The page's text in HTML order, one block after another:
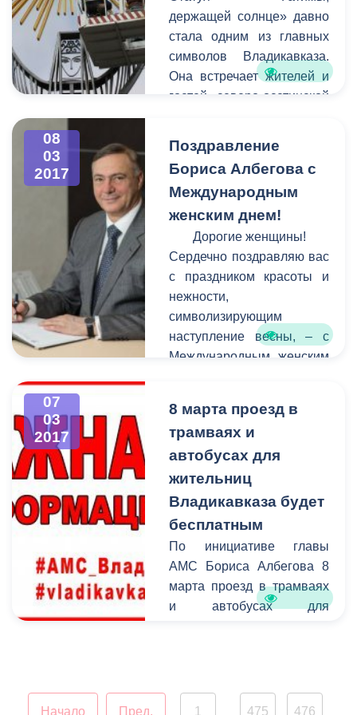
совместно,
закону не имеет права
наводить на них порядок.
держащей солнце» давно
стала одним из главных
символов Владикавказа.
Она встречает жителей и
гостей северо-осетинской
К сожалению, в последние
годы вид сооружения
оставлял желать лучшего -
оно пострадало от
коррозии, стала заметной
усталость металла.
08
03
2017
Поздравление
Бориса Албегова с
Международным
женским днем!
Дорогие женщины!
Сердечно поздравляю вас
с праздником красоты и
нежности,
символизирующим
наступление весны, – с
Международным женским
07
03
2017
8 марта проезд в
трамваях и
автобусах для
жительниц
Владикавказа будет
бесплатным
По инициативе главы
АМС Бориса Албегова 8
марта проезд в трамваях
и автобусах для
для всех
Начало Пред.
1
475 476